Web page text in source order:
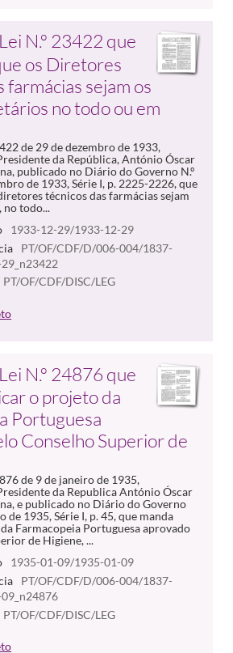
N.º 23422 que
os Diretores
farmácias sejam os
no todo ou em
de 29 de dezembro de 1933,
da República, António Óscar
publicado no Diário do Governo N.º
de 1933, Série I, p. 2225-2226, que
técnicos das farmácias sejam
no todo...
1933-12-29/1933-12-29
PT/OF/CDF/D/006-004/1837-
PT/OF/CDF/DISC/LEG
N.º 24876 que
o projeto da
Portuguesa
Conselho Superior de
de 9 de janeiro de 1935,
da Republica António Óscar
e publicado no Diário do Governo
de 1935, Série I, p. 45, que manda
Farmacopeia Portuguesa aprovado
de Higiene, ...
1935-01-09/1935-01-09
PT/OF/CDF/D/006-004/1837-
PT/OF/CDF/DISC/LEG